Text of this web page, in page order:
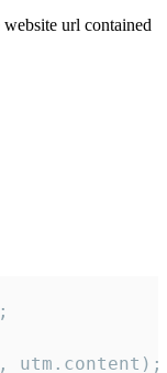
url contained
utm.content);